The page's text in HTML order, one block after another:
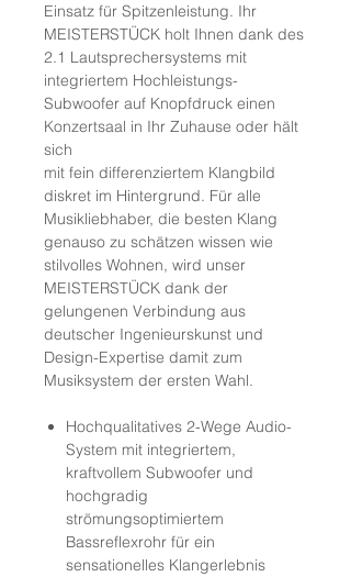
Einsatz für Spitzenleistung. Ihr
MEISTERSTÜCK holt Ihnen dank des
2.1 Lautsprechersystems mit
integriertem Hochleistungs-
Subwoofer auf Knopfdruck einen
Konzertsaal in Ihr Zuhause oder hält
sich
mit fein differenziertem Klangbild
diskret im Hintergrund. Für alle
Musikliebhaber, die besten Klang
genauso zu schätzen wissen wie
stilvolles Wohnen, wird unser
MEISTERSTÜCK dank der
gelungenen Verbindung aus
deutscher Ingenieurskunst und
Design-Expertise damit zum
Musiksystem der ersten Wahl.
Hochqualitatives 2-Wege Audio-
System mit integriertem,
kraftvollem Subwoofer und
hochgradig
strömungsoptimiertem
Bassreflexrohr für ein
sensationelles Klangerlebnis